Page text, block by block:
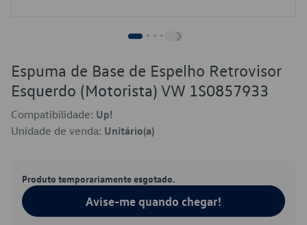
Espuma de Base de Espelho Retrovisor
Esquerdo (Motorista) VW 1S0857933
Compatibilidade: Up!
Unidade de venda: Unitário(a)
Produto temporariamente esgotado.
Avise-me quando chegar!